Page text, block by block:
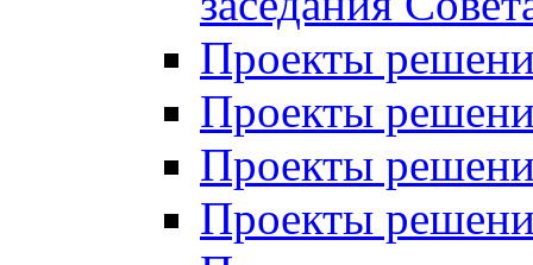
Проекты
Проекты
Проекты
Проекты